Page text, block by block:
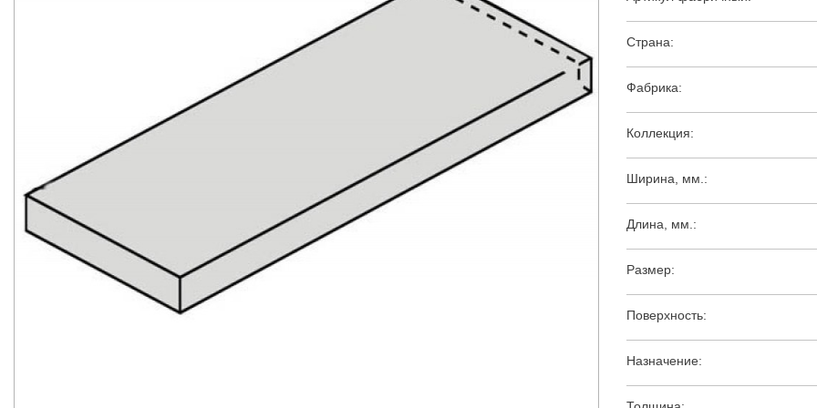
Страна:
Фабрика:
Коллекция:
Ширина, мм.:
Длина, мм.:
Размер:
Поверхность:
Назначение: